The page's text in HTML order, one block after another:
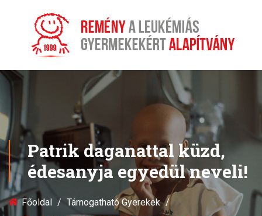
Patrik daganattal küzd,
édesanyja egyedül neveli!
Főoldal
Támogatható Gyerekek